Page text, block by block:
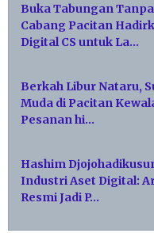
Buka Tabungan
Cabang Pacitan
Digital CS untuk La…
Berkah Libur Nataru,
Muda di Pacitan
Pesanan hi…
Hashim
Industri Aset Digital:
Resmi Jadi P…